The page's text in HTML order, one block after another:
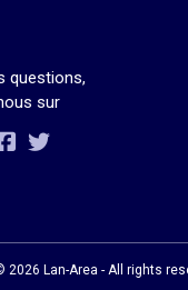
questions,
sur
vous sur Twitch
vous sur Discord
vous sur
vous sur Twitter
2026 Lan-Area - All rights